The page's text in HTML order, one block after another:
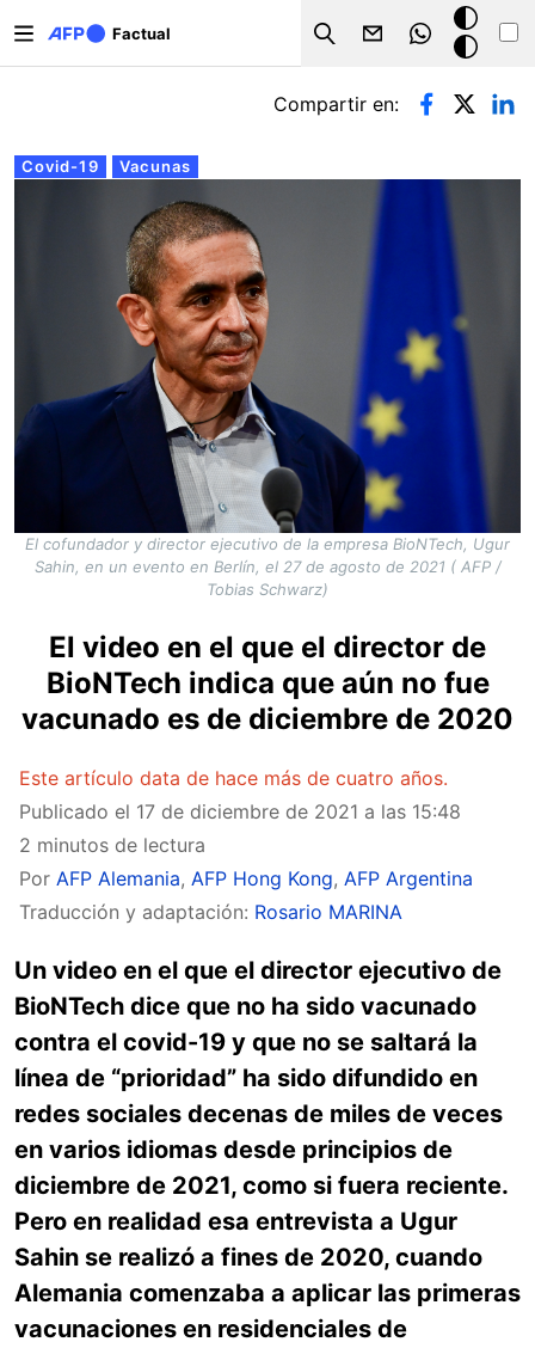
Factual
Search
Modo
oscuro
Solapas principales
Covid-19 Vacunas
Compartir en:
El cofundador y director ejecutivo de la empresa BioNTech, Ugur
Sahin, en un evento en Berlín, el 27 de agosto de 2021 ( AFP /
Tobias Schwarz)
El video en el que el director de
BioNTech indica que aún no fue
vacunado es de diciembre de 2020
Este artículo data de hace más de cuatro años.
Publicado el 17 de diciembre de 2021 a las 15:48
2 minutos de lectura
Por AFP Alemania, AFP Hong Kong, AFP Argentina
Traducción y adaptación: Rosario MARINA
Un video en el que el director ejecutivo de
BioNTech dice que no ha sido vacunado
contra el covid-19 y que no se saltará la
línea de “prioridad” ha sido difundido en
redes sociales decenas de miles de veces
en varios idiomas desde principios de
diciembre de 2021, como si fuera reciente.
Pero en realidad esa entrevista a Ugur
Sahin se realizó a fines de 2020, cuando
Alemania comenzaba a aplicar las primeras
vacunaciones en residenciales de